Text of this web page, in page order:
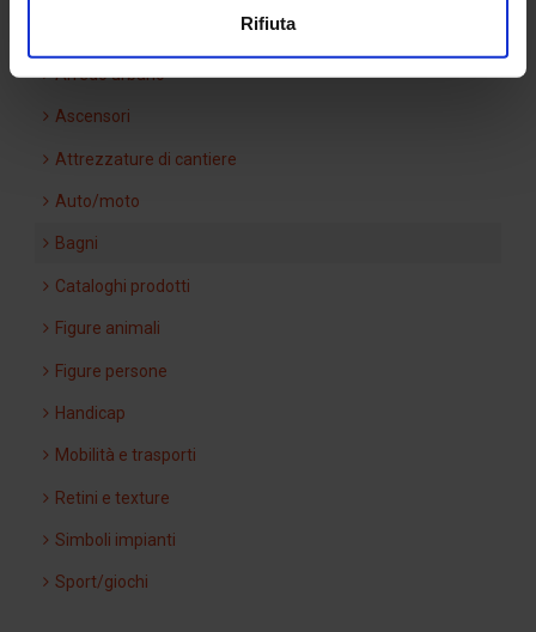
Rifiuta
Arredo urbano
Ascensori
Attrezzature di cantiere
Auto/moto
Bagni
Cataloghi prodotti
Figure animali
Figure persone
Handicap
Mobilità e trasporti
Retini e texture
Simboli impianti
Sport/giochi